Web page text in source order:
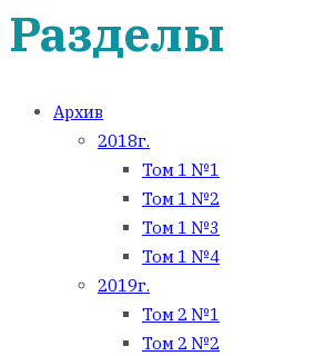
Разделы
Архив
2018г.
Том 1 №1
Том 1 №2
Том 1 №3
Том 1 №4
2019г.
Том 2 №1
Том 2 №2